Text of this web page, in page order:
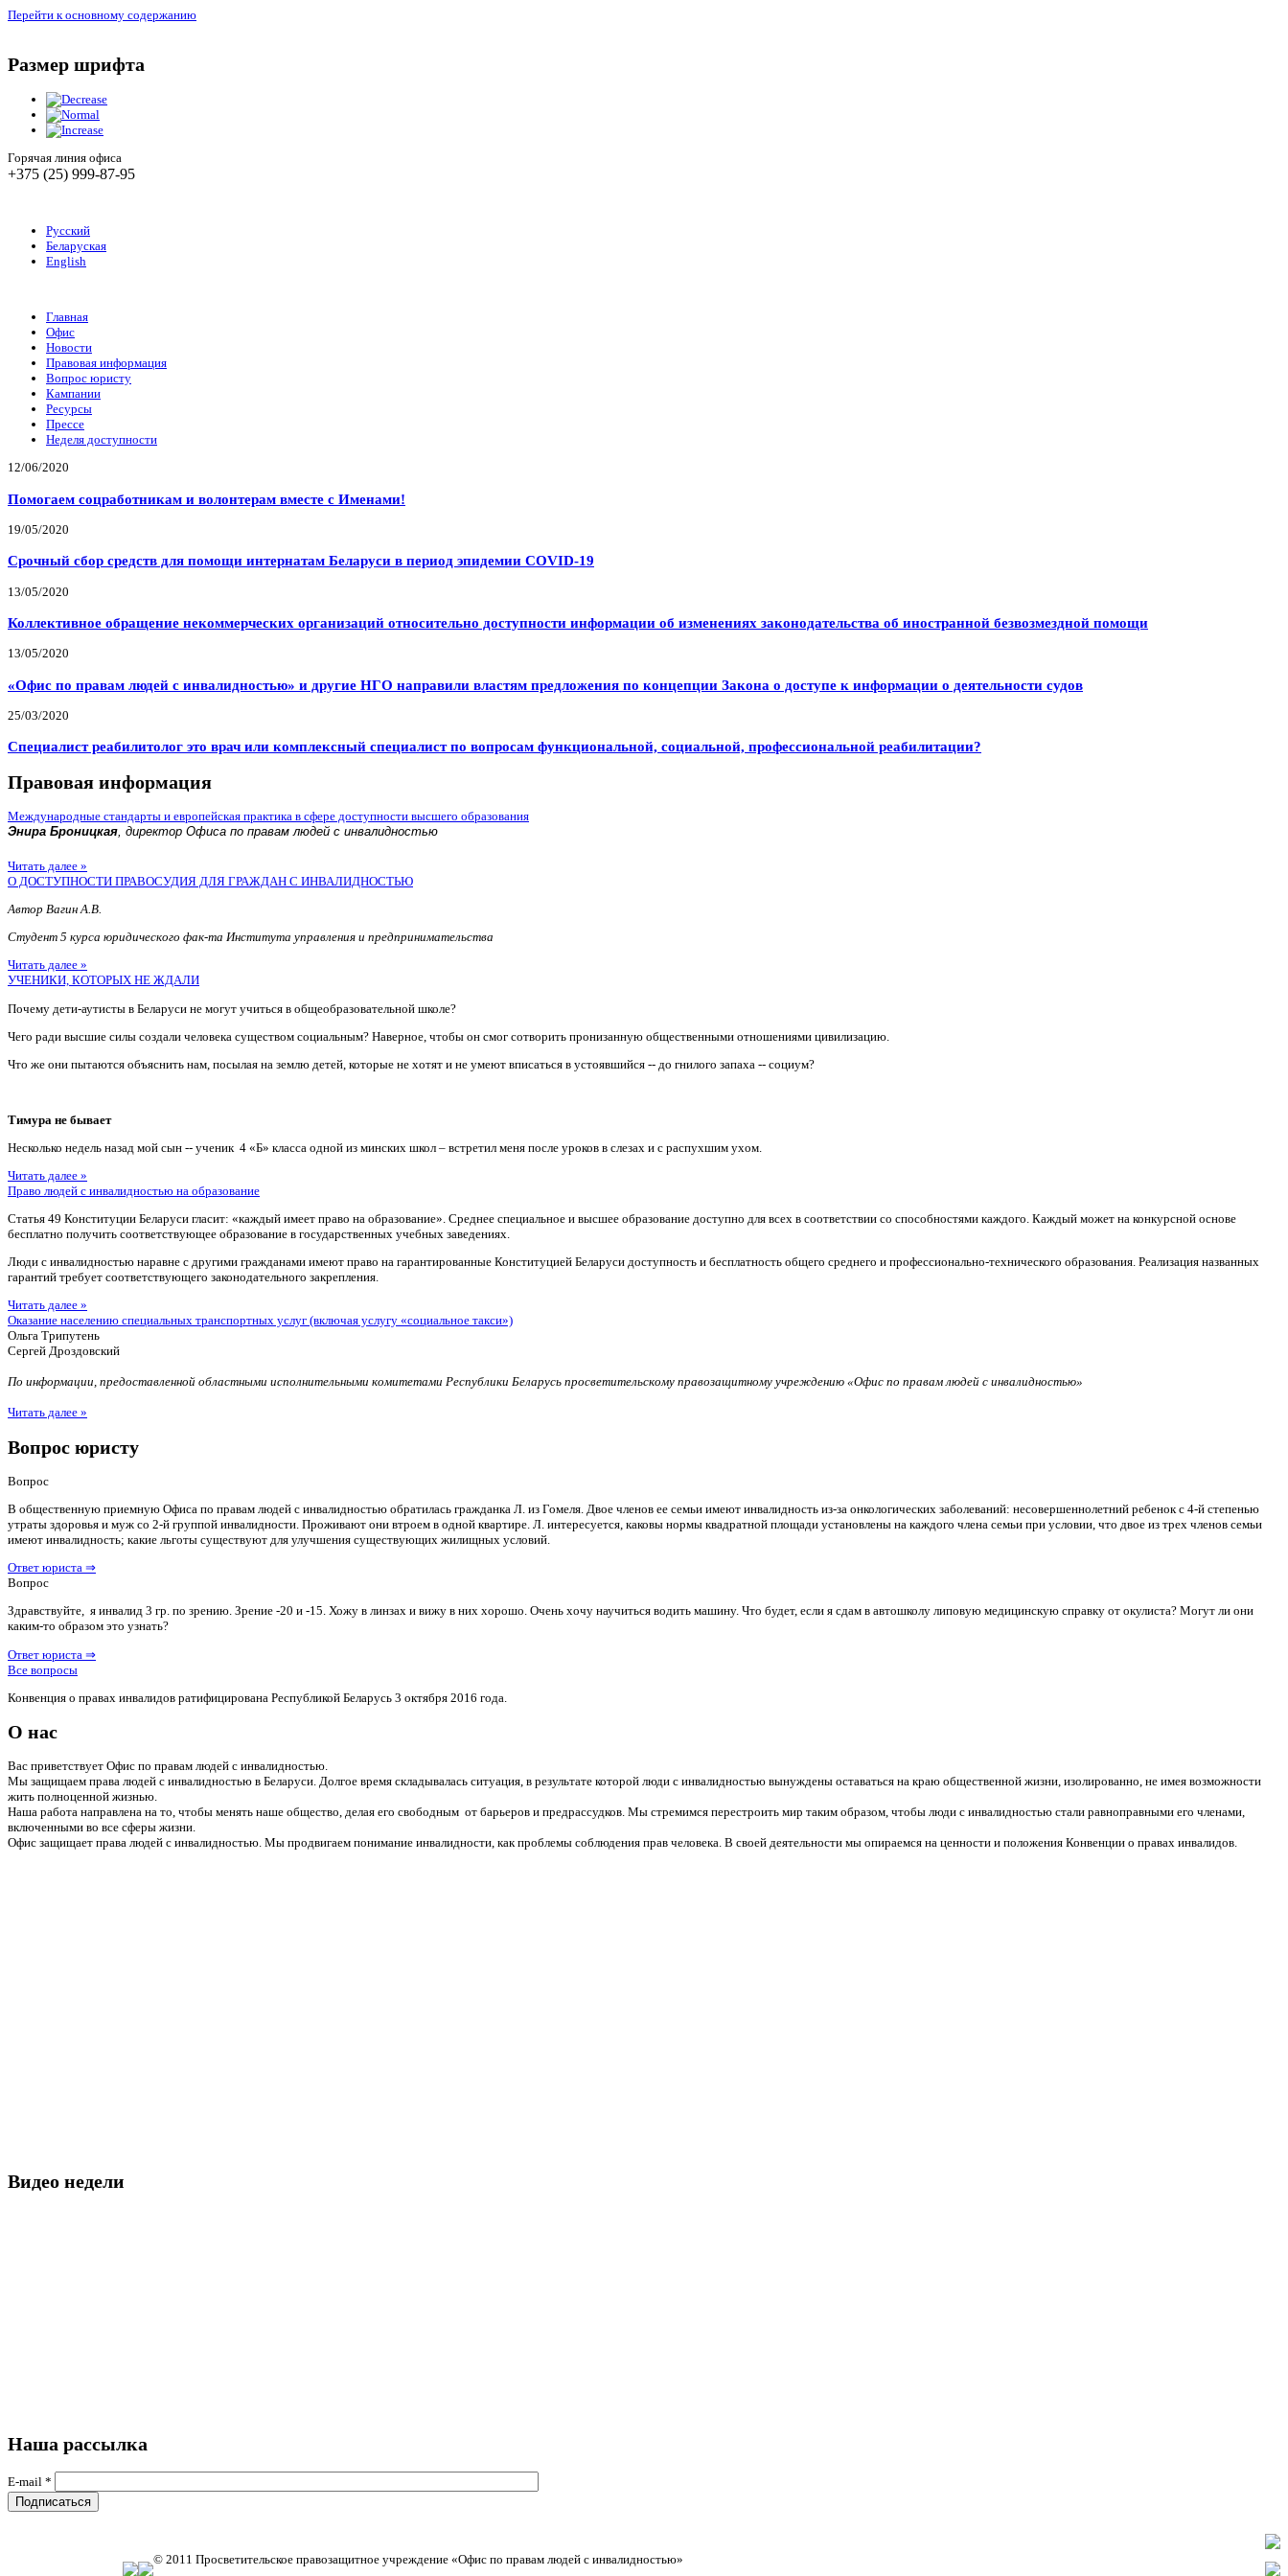
Перейти к основному содержанию
Размер шрифта
Горячая линия офиса
+375 (25) 999-87-95
Русский
Беларуская
English
Главная
Офис
Новости
Правовая информация
Вопрос юристу
Кампании
Ресурсы
Прессе
Неделя доступности
12/06/2020
Помогаем соцработникам и волонтерам вместе с Именами!
19/05/2020
Срочный сбор средств для помощи интернатам Беларуси в период эпидемии COVID-19
13/05/2020
Коллективное обращение некоммерческих организаций относительно доступности информации об изменениях законодательства об иностранной безвозмездной помощи
13/05/2020
«Офис по правам людей с инвалидностью» и другие НГО направили властям предложения по концепции Закона о доступе к информации о деятельности судов
25/03/2020
Специалист реабилитолог это врач или комплексный специалист по вопросам функциональной, социальной, профессиональной реабилитации?
Правовая информация
Международные стандарты и европейская практика в сфере доступности высшего образования
Энира Броницкая, директор Офиса по правам людей с инвалидностью
Читать далее »
О ДОСТУПНОСТИ ПРАВОСУДИЯ ДЛЯ ГРАЖДАН С ИНВАЛИДНОСТЬЮ
Автор Вагин А.В.
Студент 5 курса юридического фак-та Института управления и предпринимательства
Читать далее »
УЧЕНИКИ, КОТОРЫХ НЕ ЖДАЛИ
Почему дети-аутисты в Беларуси не могут учиться в общеобразовательной школе?
Чего ради высшие силы создали человека существом социальным? Наверное, чтобы он смог сотворить пронизанную общественными отношениями цивилизацию.
Что же они пытаются объяснить нам, посылая на землю детей, которые не хотят и не умеют вписаться в устоявшийся -- до гнилого запаха -- социум?
Тимура не бывает
Несколько недель назад мой сын -- ученик 4 «Б» класса одной из минских школ – встретил меня после уроков в слезах и с распухшим ухом.
Читать далее »
Право людей с инвалидностью на образование
Статья 49 Конституции Беларуси гласит: «каждый имеет право на образование». Среднее специальное и высшее образование доступно для всех в соответствии со способностями каждого. Каждый может на конкурсной основе
бесплатно получить соответствующее образование в государственных учебных заведениях.
Люди с инвалидностью наравне с другими гражданами имеют право на гарантированные Конституцией Беларуси доступность и бесплатность общего среднего и профессионально-технического образования. Реализация названных
гарантий требует соответствующего законодательного закрепления.
Читать далее »
Оказание населению специальных транспортных услуг (включая услугу «социальное такси»)
Ольга Трипутень
Сергей Дроздовский
По информации, предоставленной областными исполнительными комитетами Республики Беларусь просветительскому правозащитному учреждению «Офис по правам людей с инвалидностью»
Читать далее »
Вопрос юристу
Вопрос
В общественную приемную Офиса по правам людей с инвалидностью обратилась гражданка Л. из Гомеля. Двое членов ее семьи имеют инвалидность из-за онкологических заболеваний: несовершеннолетний ребенок с 4-й степенью
утраты здоровья и муж со 2-й группой инвалидности. Проживают они втроем в одной квартире. Л. интересуется, каковы нормы квадратной площади установлены на каждого члена семьи при условии, что двое из трех членов семьи
имеют инвалидность; какие льготы существуют для улучшения существующих жилищных условий.
Ответ юриста ⇒
Вопрос
Здравствуйте, я инвалид 3 гр. по зрению. Зрение -20 и -15. Хожу в линзах и вижу в них хорошо. Очень хочу научиться водить машину. Что будет, если я сдам в автошколу липовую медицинскую справку от окулиста? Могут ли они
каким-то образом это узнать?
Ответ юриста ⇒
Все вопросы
Конвенция о правах инвалидов ратифицирована Республикой Беларусь 3 октября 2016 года.
О нас
Вас приветствует Офис по правам людей с инвалидностью.
Мы защищаем права людей с инвалидностью в Беларуси. Долгое время складывалась ситуация, в результате которой люди с инвалидностью вынуждены оставаться на краю общественной жизни, изолированно, не имея возможности
жить полноценной жизнью.
Наша работа направлена на то, чтобы менять наше общество, делая его свободным от барьеров и предрассудков. Мы стремимся перестроить мир таким образом, чтобы люди с инвалидностью стали равноправными его членами,
включенными во все сферы жизни.
Офис защищает права людей с инвалидностью. Мы продвигаем понимание инвалидности, как проблемы соблюдения прав человека. В своей деятельности мы опираемся на ценности и положения Конвенции о правах инвалидов.
Видео недели
Наша рассылка
E-mail *
© 2011 Просветительское правозащитное учреждение «Офис по правам людей с инвалидностью»